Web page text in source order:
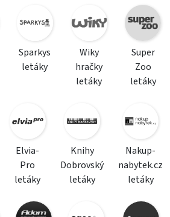
Sparkys
letáky
Wiky
hračky
letáky
Super
Zoo
letáky
Elvia-
Pro
letáky
Knihy
Dobrovský
letáky
Nakup-
nabytek.cz
letáky